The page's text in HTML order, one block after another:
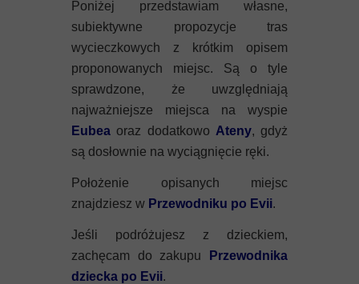
Kreta
Mykeny
Nisyros
Rodos
Samos
Symi
Thasos
Poniżej przedstawiam własne,
subiektywne propozycje tras
wycieczkowych z krótkim opisem
proponowanych miejsc. Są o tyle
sprawdzone, że uwzględniają
najważniejsze miejsca na wyspie
Eubea oraz dodatkowo Ateny, gdyż
są dosłownie na wyciągnięcie ręki.
Położenie opisanych miejsc
znajdziesz w Przewodniku po Evii.
Jeśli podróżujesz z dzieckiem,
zachęcam do zakupu
Przewodnika
dziecka po Evii.